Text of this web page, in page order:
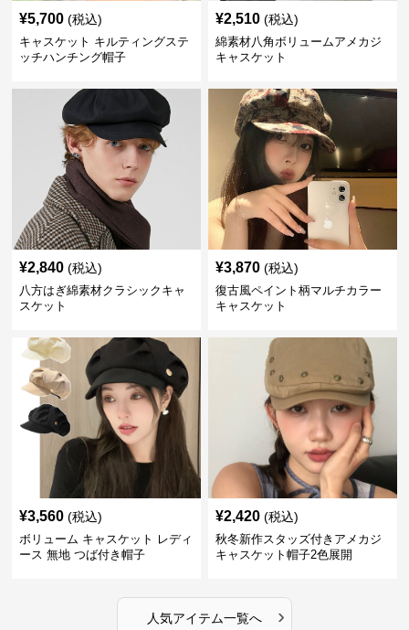
¥5,700 (税込)
キャスケット キルティングステ
ッチハンチング帽子
¥2,510 (税込)
綿素材八角ボリュームアメカジ
キャスケット
¥2,840 (税込)
八方はぎ綿素材クラシックキャ
スケット
¥3,870 (税込)
復古風ペイント柄マルチカラー
キャスケット
¥3,560 (税込)
ボリューム キャスケット レディ
ース 無地 つば付き帽子
¥2,420 (税込)
秋冬新作スタッズ付きアメカジ
キャスケット帽子2色展開
人気アイテム一覧へ ›